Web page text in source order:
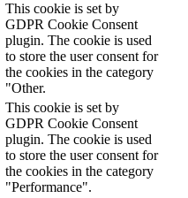
This cookie is set by
GDPR Cookie Consent
plugin. The cookie is used
to store the user consent for
the cookies in the category
"Other.
This cookie is set by
GDPR Cookie Consent
plugin. The cookie is used
to store the user consent for
the cookies in the category
"Performance".